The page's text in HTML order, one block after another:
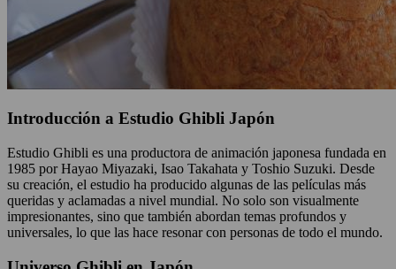
Introducción a Estudio Ghibli Japón
Estudio Ghibli es una productora de animación japonesa fundada en
1985 por Hayao Miyazaki, Isao Takahata y Toshio Suzuki. Desde
su creación, el estudio ha producido algunas de las películas más
queridas y aclamadas a nivel mundial. No solo son visualmente
impresionantes, sino que también abordan temas profundos y
universales, lo que las hace resonar con personas de todo el mundo.